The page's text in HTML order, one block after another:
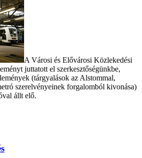
A Városi és Elővárosi Közlekedési
juttatott el szerkesztőségünkbe,
(tárgyalások az Alstommal,
szerelvényeinek forgalomból kivonása)
állt elő.